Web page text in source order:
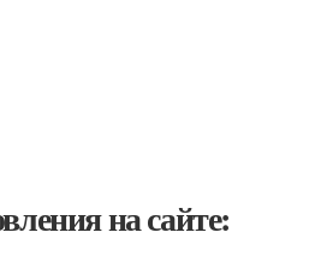
на сайте: